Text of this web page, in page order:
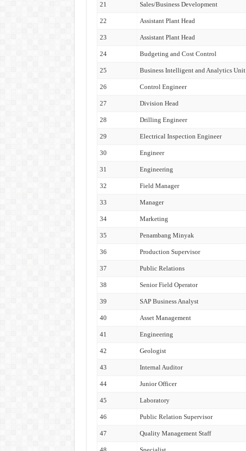
21 Sales/Business Development
22 Assistant Plant Head
23 Assistant Plant Head
24 Budgeting and Cost Control
25 Business Intelligent and Analytics Unit
26 Control Engineer
27 Division Head
28 Drilling Engineer
29 Electrical Inspection Engineer
30 Engineer
31 Engineering
32 Field Manager
33 Manager
34 Marketing
35 Penambang Minyak
36 Production Supervisor
37 Public Relations
38 Senior Field Operator
39 SAP Business Analyst
40 Asset Management
41 Engineering
42 Geologist
43 Internal Auditor
44 Junior Officer
45 Laboratory
46 Public Relation Supervisor
47 Quality Management Staff